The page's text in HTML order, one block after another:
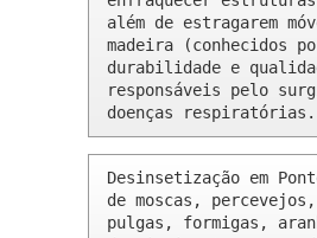
além de estragarem
madeira (conhecidos
durabilidade e
responsáveis pelo
doenças respiratórias.
Desinsetização em
de moscas,
pulgas, formigas,